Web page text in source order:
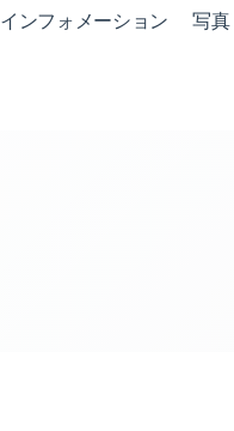
インフォメーション 写真